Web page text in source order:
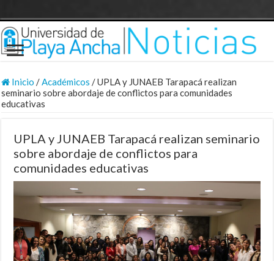
Inicio /Académicos /UPLA y JUNAEB Tarapacá realizan
seminario sobre abordaje de conflictos para comunidades
educativas
UPLA y JUNAEB Tarapacá realizan seminario
sobre abordaje de conflictos para
comunidades educativas